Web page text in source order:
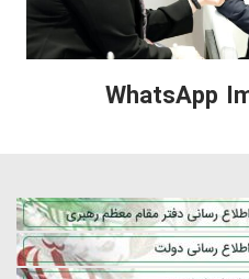
WhatsApp